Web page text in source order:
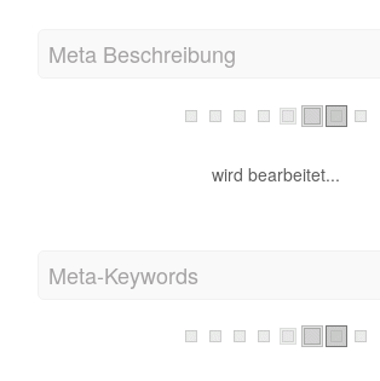
Meta Beschreibung
wird bearbeitet...
Meta-Keywords